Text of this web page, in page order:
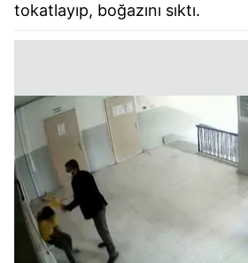
tokatlayıp, boğazını sıktı.